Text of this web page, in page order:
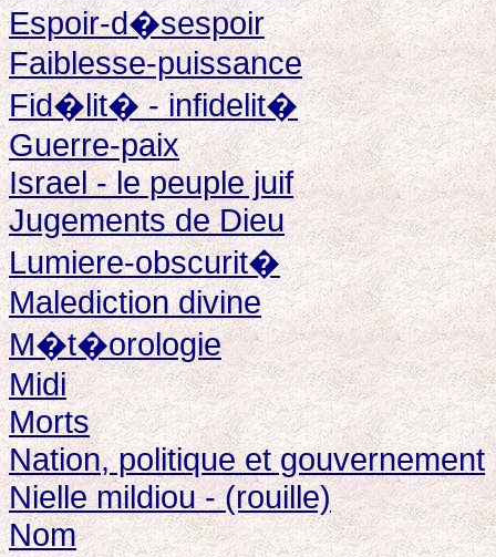
Espoir-d�sespoir
Faiblesse-puissance
Fid�lit� - infidelit�
Guerre-paix
Israel - le peuple juif
Jugements de Dieu
Lumiere-obscurit�
Malediction divine
M�t�orologie
Midi
Morts
Nation, politique et gouvernement
Nielle mildiou - (rouille)
Nom